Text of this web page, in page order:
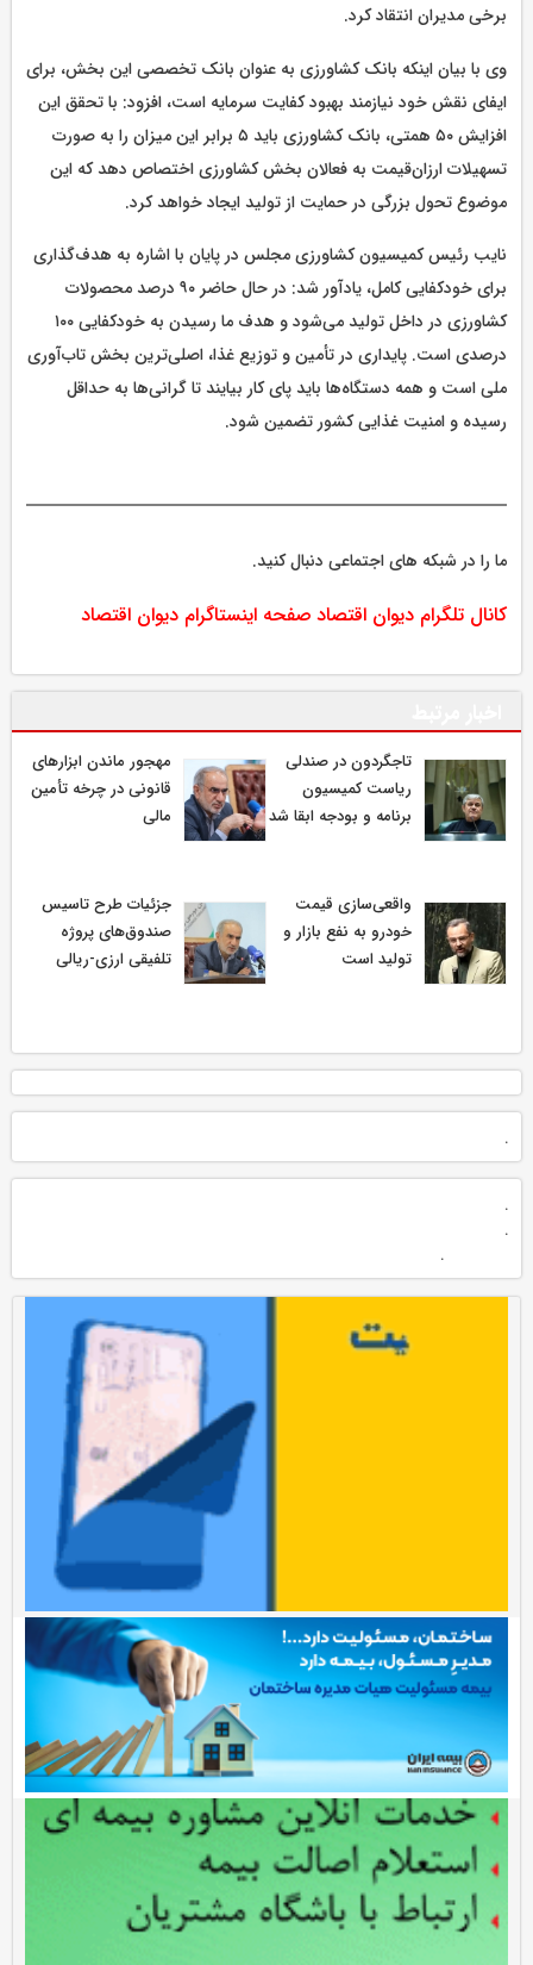
برخی مدیران انتقاد کرد.
وی با بیان اینکه بانک کشاورزی به عنوان بانک تخصصی این بخش، برای
ایفای نقش خود نیازمند بهبود کفایت سرمایه است، افزود: با تحقق این
افزایش ۵۰ همتی، بانک کشاورزی باید ۵ برابر این میزان را به صورت
تسهیلات ارزان‌قیمت به فعالان بخش کشاورزی اختصاص دهد که این
موضوع تحول بزرگی در حمایت از تولید ایجاد خواهد کرد.
نایب رئیس کمیسیون کشاورزی مجلس در پایان با اشاره به هدف‌گذاری
برای خودکفایی کامل، یادآور شد: در حال حاضر ۹۰ درصد محصولات
کشاورزی در داخل تولید می‌شود و هدف ما رسیدن به خودکفایی ۱۰۰
درصدی است. پایداری در تأمین و توزیع غذا، اصلی‌ترین بخش تاب‌آوری
ملی است و همه دستگاه‌ها باید پای کار بیایند تا گرانی‌ها به حداقل
رسیده و امنیت غذایی کشور تضمین شود.
ما را در شبکه های اجتماعی دنبال کنید.
کانال تلگرام دیوان اقتصاد صفحه اینستاگرام دیوان اقتصاد
تاجگردون در صندلی
ریاست کمیسیون
برنامه و بودجه ابقا شد
مهجور ماندن ابزارهای
قانونی در چرخه تأمین
مالی
واقعی‌سازی قیمت
خودرو به نفع بازار و
تولید است
جزئیات طرح تاسیس
صندوق‌های پروژه
تلفیقی ارزی-ریالی
.
.
.
.